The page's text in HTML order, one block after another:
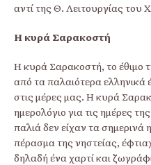
αντί της Θ. Λειτουργίας του
Η κυρά Σαρακοστή
Η κυρά Σαρακοστή, το έθιµο
από τα παλαιότερα ελληνικά
στις µέρες µας. Η κυρά
ηµερολόγιο για τις ηµέρες
παλιά δεν είχαν τα σηµερινά
πέρασµα της νηστείας,
δηλαδή ένα χαρτί και